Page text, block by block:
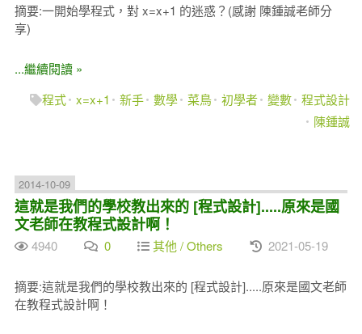
摘要:一開始學程式，對 x=x+1 的迷惑？(感謝 陳鍾誠老師分
享)
...繼續閱讀 »
程式 x=x+1 新手 數學 菜鳥 初學者 變數 程式設計
陳鍾誠
2014-10-09
這就是我們的學校教出來的 [程式設計].....原來是國
文老師在教程式設計啊！
4940 0 其他 / Others 2021-05-19
摘要:這就是我們的學校教出來的 [程式設計].....原來是國文老師
在教程式設計啊！